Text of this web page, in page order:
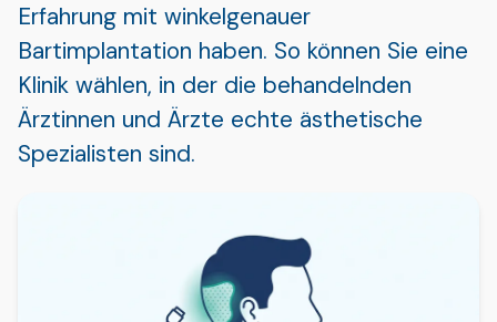
Erfahrung mit winkelgenauer
Bartimplantation haben. So können Sie eine
Klinik wählen, in der die behandelnden
Ärztinnen und Ärzte echte ästhetische
Spezialisten sind.